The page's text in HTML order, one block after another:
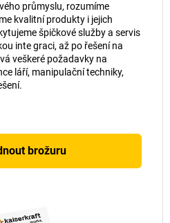
průmyslu, rozumíme
kvalitní produkty i jejich
špičkové služby a servis
inte graci, až po řešení na
veškeré požadavky na
láří, manipulační techniky,
brožuru